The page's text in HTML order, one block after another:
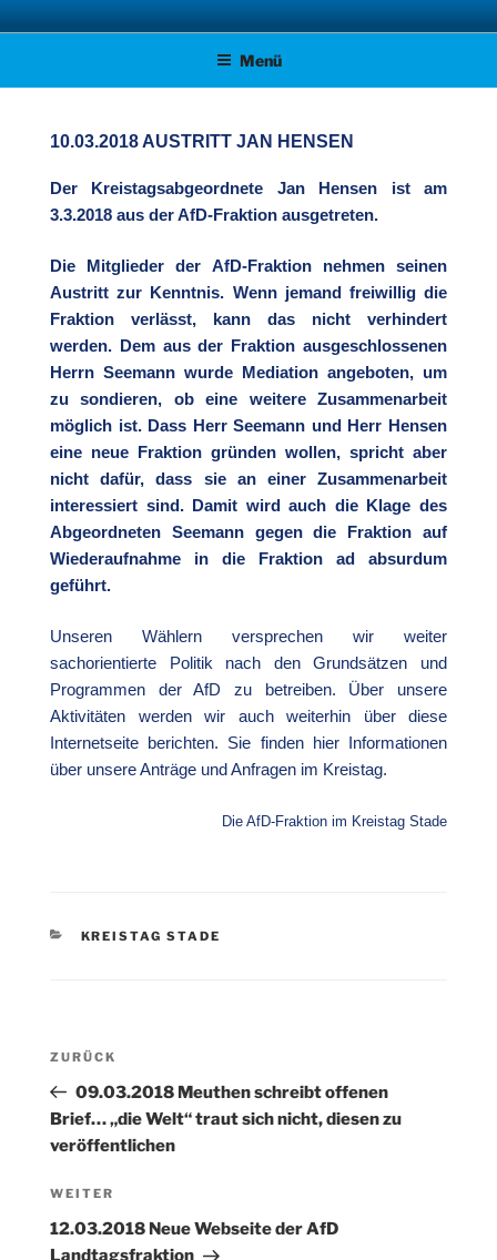
Zum
Inhalt AFD KREISVERBAND STADE
Menü
10.03.2018 AUSTRITT JAN HENSEN
Der Kreistagsabgeordnete Jan Hensen ist am
3.3.2018 aus der AfD-Fraktion ausgetreten.
Die Mitglieder der AfD-Fraktion nehmen seinen
Austritt zur Kenntnis. Wenn jemand freiwillig die
Fraktion verlässt, kann das nicht verhindert
werden. Dem aus der Fraktion ausgeschlossenen
Herrn Seemann wurde Mediation angeboten, um
zu sondieren, ob eine weitere Zusammenarbeit
möglich ist. Dass Herr Seemann und Herr Hensen
eine neue Fraktion gründen wollen, spricht aber
nicht dafür, dass sie an einer Zusammenarbeit
interessiert sind. Damit wird auch die Klage des
Abgeordneten Seemann gegen die Fraktion auf
Wiederaufnahme in die Fraktion ad absurdum
geführt.
Unseren Wählern versprechen wir weiter
sachorientierte Politik nach den Grundsätzen und
Programmen der AfD zu betreiben. Über unsere
Aktivitäten werden wir auch weiterhin über diese
Internetseite berichten. Sie finden hier Informationen
über unsere Anträge und Anfragen im Kreistag.
Die AfD-Fraktion im Kreistag Stade
KATEGORIEN
KREISTAG STADE
Beitragsnavigation
Vorheriger
Beitrag
ZURÜCK
09.03.2018 Meuthen schreibt offenen
Brief… „die Welt“ traut sich nicht, diesen zu
veröffentlichen
Nächster
Beitrag
WEITER
12.03.2018 Neue Webseite der AfD
Landtagsfraktion